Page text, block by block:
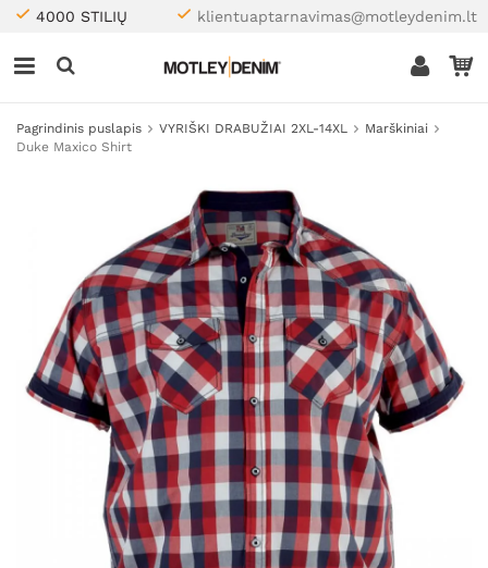
4000 STILIŲ klientuaptarnavimas@motleydenim.lt
Pagrindinis puslapis VYRIŠKI DRABUŽIAI 2XL-14XL
Marškiniai
Duke Maxico Shirt